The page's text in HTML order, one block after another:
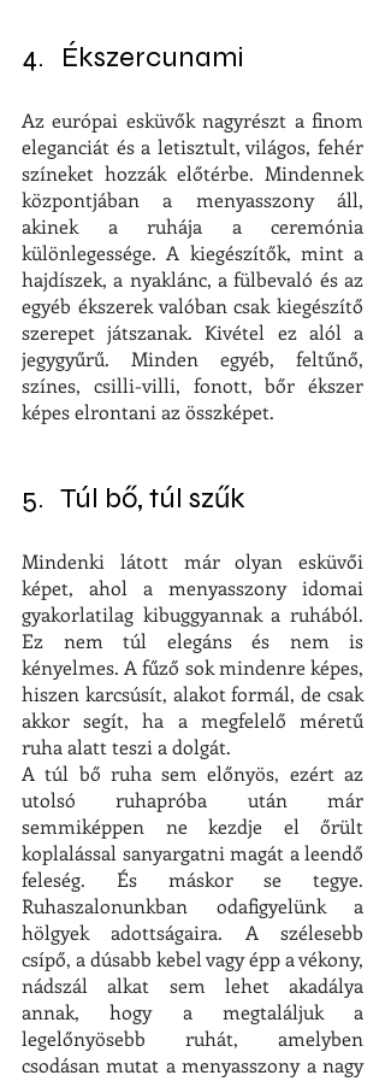
4.   Ékszercunami
Az európai esküvők nagyrészt a finom
eleganciát és a letisztult, világos, fehér
színeket hozzák előtérbe. Mindennek
központjában a menyasszony áll,
akinek a ruhája a ceremónia
különlegessége. A kiegészítők, mint a
hajdíszek, a nyaklánc, a fülbevaló és az
egyéb ékszerek valóban csak kiegészítő
szerepet játszanak. Kivétel ez alól a
jegygyűrű. Minden egyéb, feltűnő,
színes, csilli-villi, fonott, bőr ékszer
képes elrontani az összképet.
5.   Túl bő, túl szűk
Mindenki látott már olyan esküvői
képet, ahol a menyasszony idomai
gyakorlatilag kibuggyannak a ruhából.
Ez nem túl elegáns és nem is
kényelmes. A fűző sok mindenre képes,
hiszen karcsúsít, alakot formál, de csak
akkor segít, ha a megfelelő méretű
ruha alatt teszi a dolgát.
A túl bő ruha sem előnyös, ezért az
utolsó ruhapróba után már
semmiképpen ne kezdje el őrült
koplalással sanyargatni magát a leendő
feleség. És máskor se tegye.
Ruhaszalonunkban odafigyelünk a
hölgyek adottságaira. A szélesebb
csípő, a dúsabb kebel vagy épp a vékony,
nádszál alkat sem lehet akadálya
annak, hogy a megtaláljuk a
legelőnyösebb ruhát, amelyben
csodásan mutat a menyasszony a nagy